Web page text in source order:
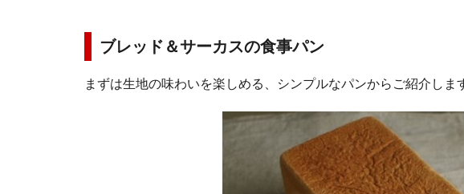
ブレッド＆サーカスの食事パン
まずは生地の味わいを楽しめる、シンプルなパンからご紹介しま